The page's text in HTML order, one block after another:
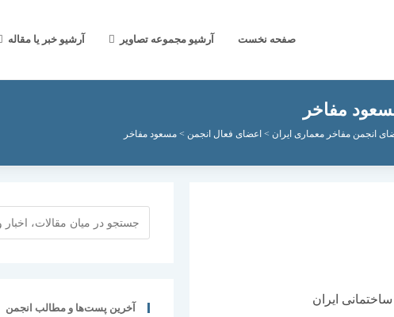
صفحه نخست آرشیو مجموعه تصاویر آرشیو خبر یا مقاله
مفاخر
انجمن مفاخر معماری ایران > اعضای فعال انجمن >مسعود مفاخر
ایران
آخرین پست‌ها و مطالب انجمن